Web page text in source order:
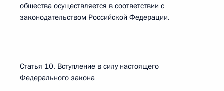
общества осуществляется в соответствии с
законодательством Российской Федерации.
Статья 10. Вступление в силу настоящего
Федерального закона